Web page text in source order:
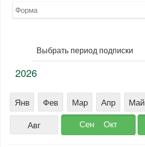
Форма
Выбрать период подписки
2026
Янв Фев Мар Апр Май
Авг
Сен Окт